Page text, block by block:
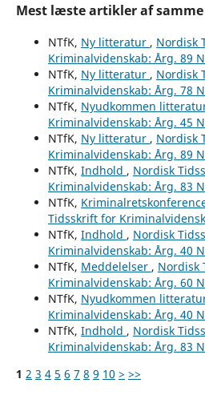
Mest læste artikler af
NTfK, Ny litteratur , Nordisk
Kriminalvidenskab: Årg. 89
NTfK, Ny litteratur , Nordisk
Kriminalvidenskab: Årg. 78
NTfK, Nyudkommen
Kriminalvidenskab: Årg. 45
NTfK, Ny litteratur , Nordisk
Kriminalvidenskab: Årg. 89
NTfK, Indhold , Nordisk
Kriminalvidenskab: Årg. 83
NTfK,
Tidsskrift for
NTfK, Indhold , Nordisk
Kriminalvidenskab: Årg. 40
NTfK, Meddelelser , Nordisk
Kriminalvidenskab: Årg. 60
NTfK, Nyudkommen
Kriminalvidenskab: Årg. 40
NTfK, Indhold , Nordisk
Kriminalvidenskab: Årg. 83
1 2 3 4 5 6 7 8 9 10 > >>